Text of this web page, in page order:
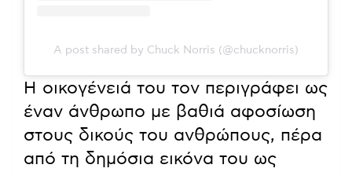
A post shared by Chuck Norris (@chucknorris)
Η οικογένειά του τον περιγράφει ως
έναν άνθρωπο με βαθιά αφοσίωση
στους δικούς του ανθρώπους, πέρα
από τη δημόσια εικόνα του ως